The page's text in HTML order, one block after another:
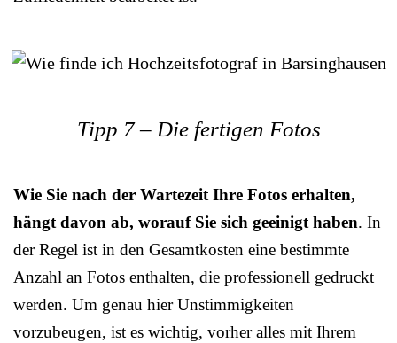
Tipp 7 – Die fertigen Fotos
Wie Sie nach der Wartezeit Ihre Fotos erhalten,
hängt davon ab, worauf Sie sich geeinigt haben. In
der Regel ist in den Gesamtkosten eine bestimmte
Anzahl an Fotos enthalten, die professionell gedruckt
werden. Um genau hier Unstimmigkeiten
vorzubeugen, ist es wichtig, vorher alles mit Ihrem